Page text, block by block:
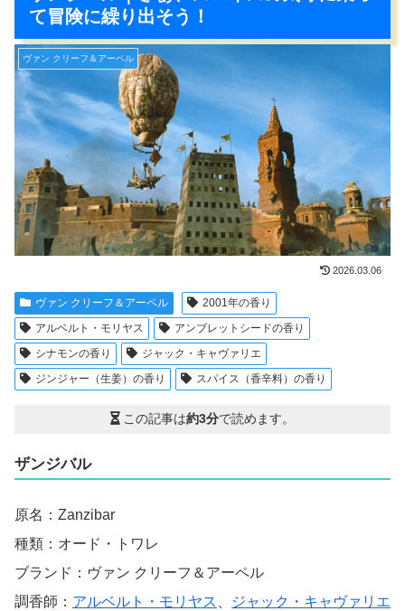
て冒険に繰り出そう！
ヴァン クリーフ＆アーペル
2026.03.06
ヴァン クリーフ＆アーペル
2001年の香り
アルベルト・モリヤス
アンブレットシードの香り
シナモンの香り
ジャック・キャヴァリエ
ジンジャー（生姜）の香り
スパイス（香辛料）の香り
この記事は約3分で読めます。
ザンジバル
原名：Zanzibar
種類：オード・トワレ
ブランド：ヴァン クリーフ＆アーペル
調香師： アルベルト・モリヤス
ジャック・キャヴァリエ